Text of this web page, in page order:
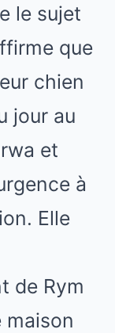
le sujet
que
chien
jour au
et
à
Elle
de Rym
maison